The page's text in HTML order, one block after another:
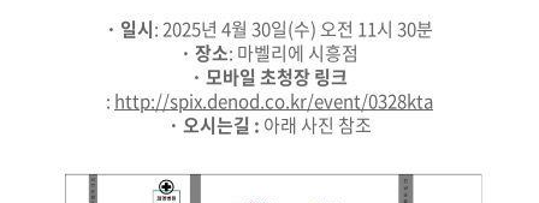
· 일시: 2025년 4월 30일(수) 오전 11시 30분
· 장소: 마벨리에 시흥점
· 모바일 초청장 링크
: http://spix.denod.co.kr/event/0328kta
· 오시는길 : 아래 사진 참조